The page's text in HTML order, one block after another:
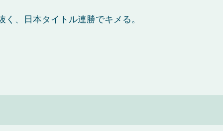
く、日本タイトル連勝でキメる。